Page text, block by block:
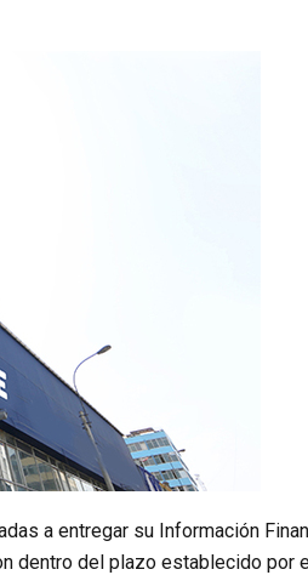
a entregar su Información
dentro del plazo establecido por